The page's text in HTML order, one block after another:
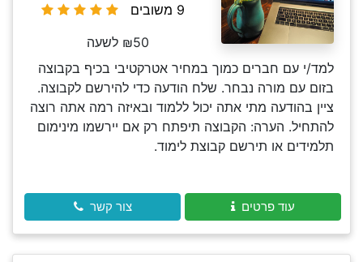
9 משובים
₪50 לשעה
למד/י עם חברים כמוך במחיר אטרקטיבי בכיף בקבוצה
בזום עם מורה נבחר. שלח הודעה כדי להירשם לקבוצה.
ציין בהודעה מתי אתה יכול ללמוד ובאיזה רמה אתה רוצה
להתחיל. הערה: הקבוצה תיפתח רק אם יירשמו מינימום
תלמידים או תירשם קבוצת לימוד.
עוד פרטים צור קשר